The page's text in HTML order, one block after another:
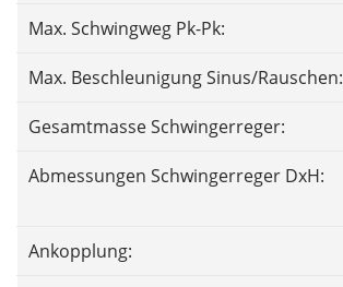
Max. Schwingweg Pk-Pk:
Max. Beschleunigung Sinus/Rauschen:
Gesamtmasse Schwingerreger:
Abmessungen Schwingerreger DxH:
Ankopplung: